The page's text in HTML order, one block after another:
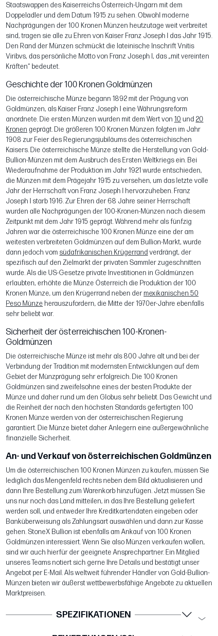
Staatswappen des Kaiserreichs Österreich-Ungarn mit dem
Doppeladler und dem Datum 1915 zu sehen. Obwohl moderne
Nachprägungen der 100 Kronen Münzen heutzutage weit verbreitet
sind, tragen sie alle zu Ehren von Kaiser Franz Joseph I das Jahr 1915.
Den Rand der Münzen schmückt die lateinische Inschrift Vnitis
Viribvs, das persönliche Motto von Franz Joseph I, das „mit vereinten
Kräften“ bedeutet.
Geschichte der 100 Kronen Goldmünzen
Die österreichische Münze begann 1892 mit der Prägung von
Goldmünzen, als Kaiser Franz Joseph I eine Währungsreform
anordnete. Die ersten Münzen wurden mit dem Wert von 10 und 20
Kronen geprägt. Die größeren 100 Kronen Münzen folgten im Jahr
1908 zur Feier des Regierungsjubiläums des österreichischen
Kaisers. Die österreichische Münze stellte die Herstellung von Gold-
Bullion-Münzen mit dem Ausbruch des Ersten Weltkriegs ein. Bei
Wiederaufnahme der Produktion im Jahr 1921 wurde entschieden,
die Münzen mit dem Prägejahr 1915 zu versehen, um das letzte volle
Jahr der Herrschaft von Franz Joseph I hervorzuheben. Franz
Joseph I starb 1916. Zur Ehren der 68 Jahre seiner Herrschaft
wurden alle Nachprägungen der 100-Kronen-Münzen nach diesem
Zeitpunkt mit dem Jahr 1915 geprägt. Während mehr als fünfzig
Jahren war die österreichische 100 Kronen Münze eine der am
weitesten verbreiteten Goldmünzen auf dem Bullion-Markt, wurde
dann jedoch vom südafrikanischen Krügerrand verdrängt, der
spezifisch auf den Zielmarkt der privaten Sammler zugeschnitten
wurde. Als die US-Gesetze private Investitionen in Goldmünzen
erlaubten, erhöhte die Münze Österreich die Produktion der 100
Kronen Münze, um den Krügerrand neben dermexikanischen 50
Peso Münze herauszufordern, die Mitte der 1970er-Jahre ebenfalls
sehr beliebt war.
Sicherheit der österreichischen 100-Kronen-
Goldmünzen
Die österreichische Münze ist mehr als 800 Jahre alt und bei der
Verbindung der Tradition mit modernsten Entwicklungen auf dem
Gebiet der Münzprägung sehr erfolgreich. Die 100 Kronen
Goldmünzen sind zweifelsohne eines der besten Produkte der
Münze und daher rund um den Globus sehr beliebt. Das Gewicht und
die Reinheit der nach den höchsten Standards gefertigten 100
Kronen Münze werden von der österreichischen Regierung
garantiert. Die Münze bietet daher Anlegern eine außergewöhnliche
finanzielle Sicherheit.
An- und Verkauf von österreichischen Goldmünzen
Um die österreichischen 100 Kronen Münzen zu kaufen, müssen Sie
lediglich das Mengenfeld rechts neben dem Bild aktualisieren und
dann Ihre Bestellung zum Warenkorb hinzufügen. Jetzt müssen Sie
uns nur noch das Land mitteilen, in das Ihre Bestellung geliefert
werden soll, und entweder Ihre Kreditkartendaten eingeben oder
Banküberweisung als Zahlungsart auswählen und dann zur Kasse
gehen. StoneX Bullion ist ebenfalls am Ankauf von 100 Kronen
Goldmünzen interessiert. Wenn Sie also Münzen verkaufen wollen,
sind wir auch hierfür der geeignete Ansprechpartner. Ein Mitglied
unseres Teams notiert sich gerne Ihre Details und bestätigt unser
Angebot per E-Mail. Als weltweit führender Händler von Gold-Bullion-
Münzen bieten wir äußerst wettbewerbsfähige Angebote zu aktuellen
Marktpreisen.
SPEZIFIKATIONEN